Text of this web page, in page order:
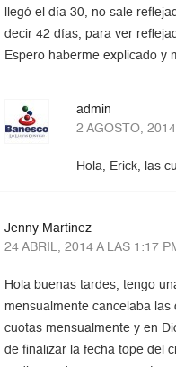
llegó el día 30, no sale
decir 42 días, para ver
Espero haberme explicado y
admin
2 AGOSTO,
Hola, Erick, las
Jenny Martinez
24 ABRIL, 2014 A LAS 1:17
Hola buenas tardes, tengo
mensualmente cancelaba
cuotas mensualmente y en
de finalizar la fecha tope del